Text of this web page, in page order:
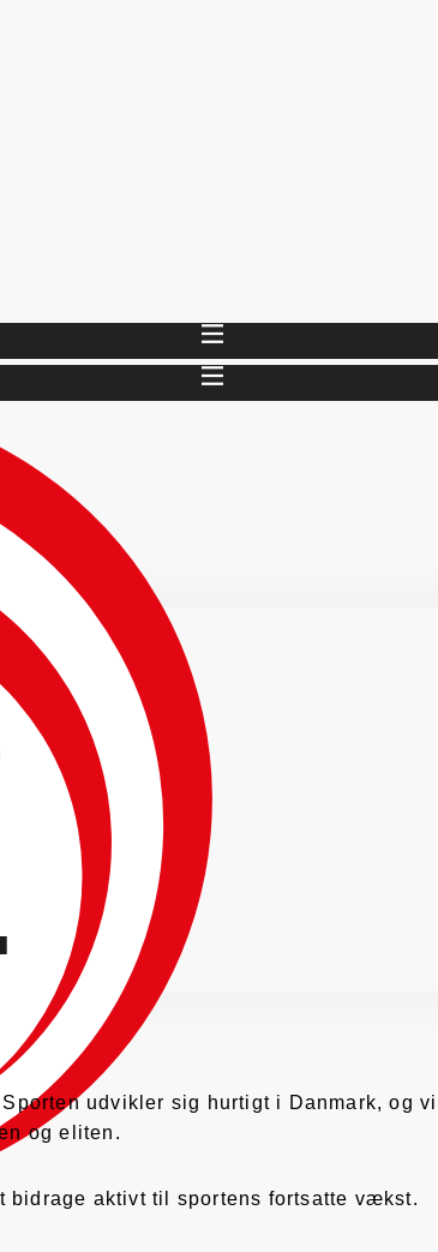
udvikler sig hurtigt i Danmark, og vi
og eliten.
bidrage aktivt til sportens fortsatte vækst.